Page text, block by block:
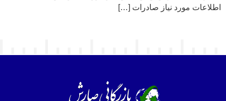
اطلاعات مورد نیاز صادرات […]